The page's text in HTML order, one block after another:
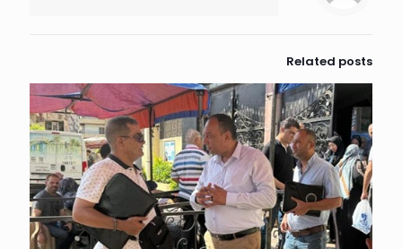
Related posts